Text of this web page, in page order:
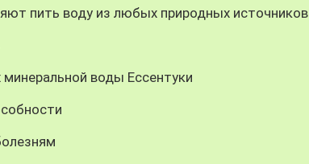
пить воду из любых природных источников
воды Ессентуки